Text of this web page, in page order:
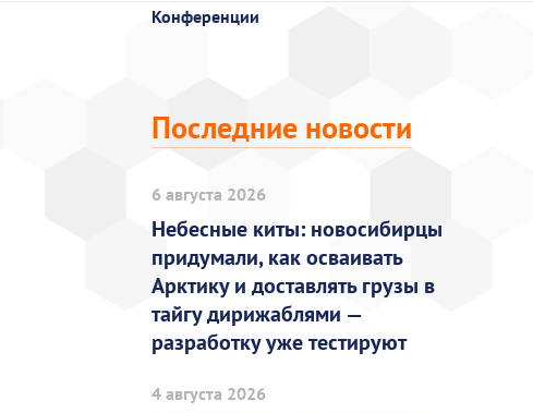
Конференции
Последние новости
6 августа 2026
Небесные киты: новосибирцы
придумали, как осваивать
Арктику и доставлять грузы в
тайгу дирижаблями —
разработку уже тестируют
4 августа 2026